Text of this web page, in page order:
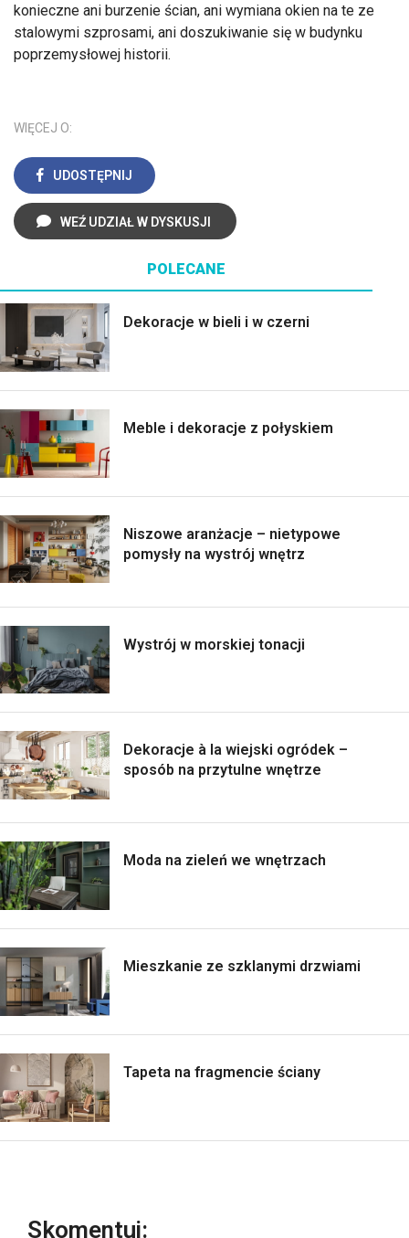
konieczne ani burzenie ścian, ani wymiana okien na te ze
stalowymi szprosami, ani doszukiwanie się w budynku
poprzemysłowej historii.
WIĘCEJ O:
UDOSTĘPNIJ
WEŹ UDZIAŁ W DYSKUSJI
POLECANE
Dekoracje w bieli i w czerni
Meble i dekoracje z połyskiem
Niszowe aranżacje – nietypowe
pomysły na wystrój wnętrz
Wystrój w morskiej tonacji
Dekoracje à la wiejski ogródek –
sposób na przytulne wnętrze
Moda na zieleń we wnętrzach
Mieszkanie ze szklanymi drzwiami
Tapeta na fragmencie ściany
Skomentuj: